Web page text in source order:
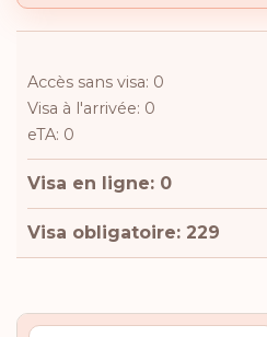
Accès sans visa: 0
Visa à l'arrivée: 0
eTA: 0
Visa en ligne: 0
Visa obligatoire: 229